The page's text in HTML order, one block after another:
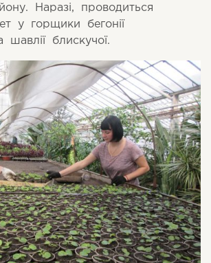
Наразі, проводиться
у горщики бегонії
шавлії блискучої.